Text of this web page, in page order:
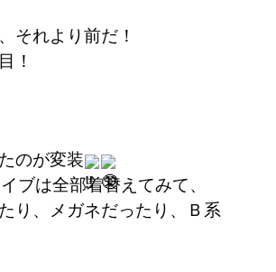
それより前だ！
！
のが変装
ブは全部着替えてみて、
り、メガネだったり、Ｂ系